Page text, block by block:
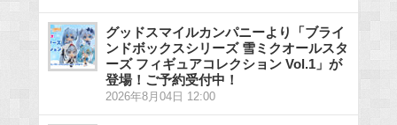
グッドスマイルカンパニーより「ブライ
ンドボックスシリーズ 雪ミクオールスタ
ーズ フィギュアコレクション Vol.1」が
登場！ご予約受付中！
2026年8月04日 12:00